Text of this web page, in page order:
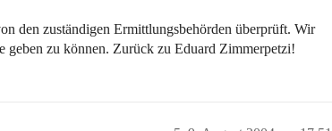
den zuständigen Ermittlungsbehörden überprüft. Wir
geben zu können. Zurück zu Eduard Zimmerpetzi!